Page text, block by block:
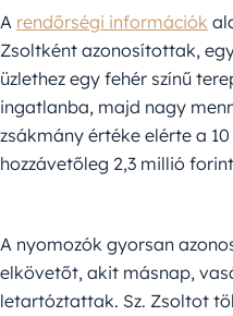
A rendőrségi információk
Zsoltként azonosítottak,
üzlethez egy fehér színű
ingatlanba, majd nagy
zsákmány értéke elérte a
hozzávetőleg 2,3 millió
A nyomozók gyorsan
elkövetőt, akit másnap,
letartóztattak. Sz. Zsoltot